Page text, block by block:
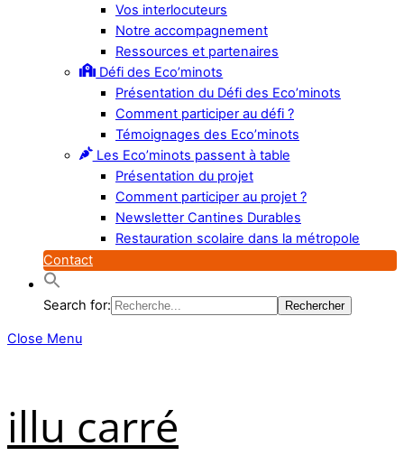
Vos interlocuteurs
Notre accompagnement
Ressources et partenaires
Défi des Eco’minots
Présentation du Défi des Eco’minots
Comment participer au défi ?
Témoignages des Eco’minots
Les Eco’minots passent à table
Présentation du projet
Comment participer au projet ?
Newsletter Cantines Durables
Restauration scolaire dans la métropole
Contact
Search for:
Close Menu
illu carré